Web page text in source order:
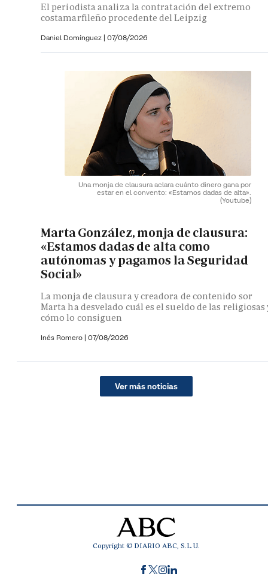
El periodista analiza la contratación del extremo
costamarfileño procedente del Leipzig
Daniel Domínguez | 07/08/2026
Una monja de clausura aclara cuánto dinero gana por
estar en el convento: «Estamos dadas de alta».
(Youtube)
Marta González, monja de clausura:
«Estamos dadas de alta como
autónomas y pagamos la Seguridad
Social»
La monja de clausura y creadora de contenido sor
Marta ha desvelado cuál es el sueldo de las religiosas
cómo lo consiguen
Inés Romero | 07/08/2026
Ver más noticias
Copyright © DIARIO ABC, S.L.U.